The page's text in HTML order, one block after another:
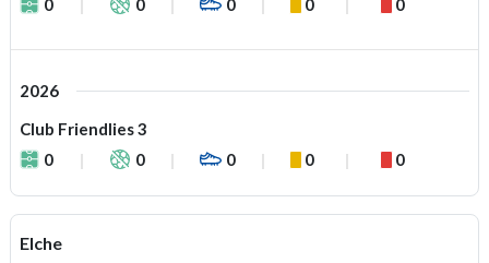
2026
Club Friendlies 3
0
0 0 0 0
Elche